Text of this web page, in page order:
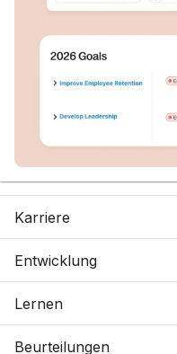
Karriere
Entwicklung
Lernen
Beurteilungen